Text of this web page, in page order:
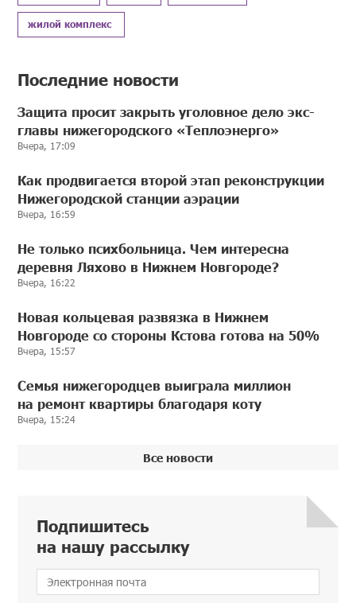
жилой комплекс
Последние новости
Защита просит закрыть уголовное дело экс-
главы нижегородского «Теплоэнерго»
Вчера, 17:09
Как продвигается второй этап реконструкции
Нижегородской станции аэрации
Вчера, 16:59
Не только психбольница. Чем интересна
деревня Ляхово в Нижнем Новгороде?
Вчера, 16:22
Новая кольцевая развязка в Нижнем
Новгороде со стороны Кстова готова на 50%
Вчера, 15:57
Семья нижегородцев выиграла миллион
на ремонт квартиры благодаря коту
Вчера, 15:24
Все новости
Подпишитесь
на нашу рассылку